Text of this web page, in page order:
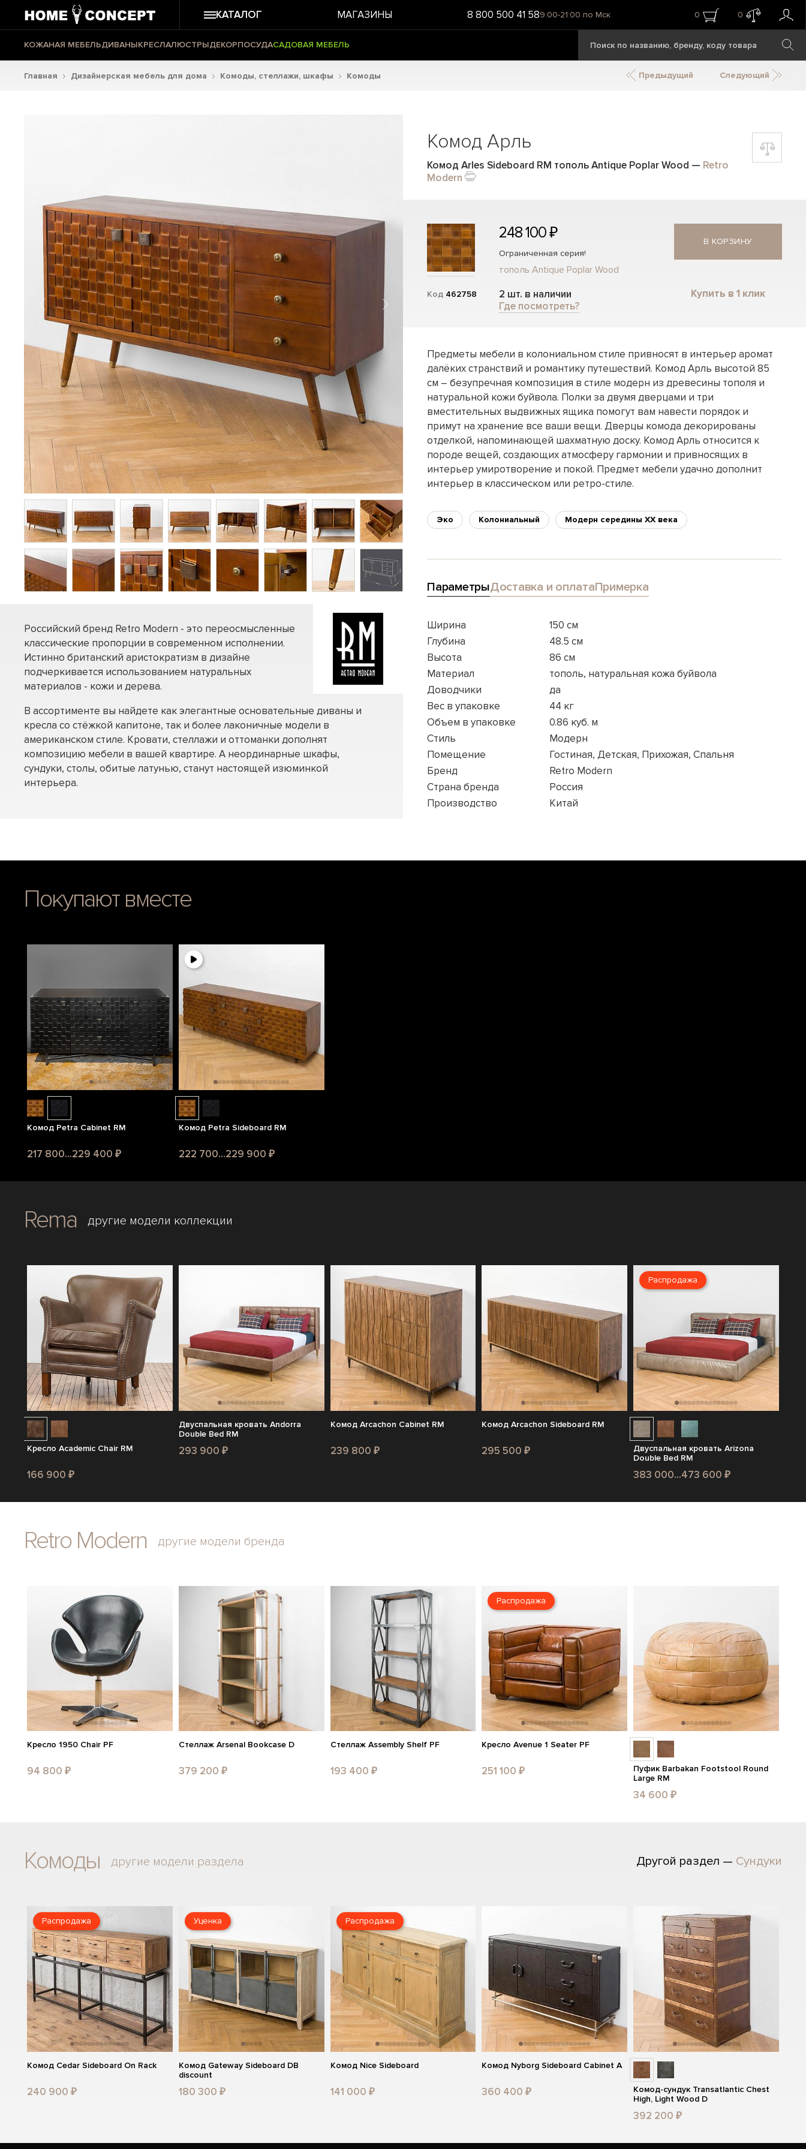
КАТАЛОГ МАГАЗИНЫ 8 800 500 41 589:00-21:00 по Мск 0 0
КОЖАНАЯ МЕБЕЛЬДИВАНЫКРЕСЛАЛЮСТРЫДЕКОРПОСУДАСАДОВАЯ МЕБЕЛЬ
Главная Дизайнерская мебель для дома Комоды, стеллажи, шкафы Комоды Предыдущий Следующий
Российский бренд Retro Modern - это переосмысленные
классические пропорции в современном исполнении.
Истинно британский аристократизм в дизайне
подчеркивается использованием натуральных
материалов - кожи и дерева.
В ассортименте вы найдете как элегантные основательные диваны и
кресла со стёжкой капитоне, так и более лаконичные модели в
американском стиле. Кровати, стеллажи и оттоманки дополнят
композицию мебели в вашей квартире. А неординарные шкафы,
сундуки, столы, обитые латунью, станут настоящей изюминкой
интерьера.
Комод Арль
Комод Arles Sideboard RM тополь Antique Poplar Wood — Retro
Modern
Код 462758
248 100 ₽
Ограниченная серия!
тополь Antique Poplar Wood
2 шт. в наличии
Где посмотреть?
В КОРЗИНУ
Купить в 1 клик
Предметы мебели в колониальном стиле привносят в интерьер аромат
далёких странствий и романтику путешествий. Комод Арль высотой 85
см – безупречная композиция в стиле модерн из древесины тополя и
натуральной кожи буйвола. Полки за двумя дверцами и три
вместительных выдвижных ящика помогут вам навести порядок и
примут на хранение все ваши вещи. Дверцы комода декорированы
отделкой, напоминающей шахматную доску. Комод Арль относится к
породе вещей, создающих атмосферу гармонии и привносящих в
интерьер умиротворение и покой. Предмет мебели удачно дополнит
интерьер в классическом или ретро-стиле.
Эко Колониальный Модерн середины XX века
ПараметрыДоставка и оплатаПримерка
Ширина
150 см
Глубина
48.5 см
Высота
86 см
Материал
тополь, натуральная кожа буйвола
Доводчики
да
Вес в упаковке
44 кг
Объем в упаковке
0.86 куб. м
Стиль
Модерн
Помещение
Гостиная, Детская, Прихожая, Спальня
Бренд
Retro Modern
Страна бренда
Россия
Производство
Китай
Покупают вместе
Комод Petra Cabinet RM
217 800...229 400 ₽
Комод Petra Sideboard RM
222 700...229 900 ₽
Rema другие модели коллекции
Кресло Academic Chair RM
166 900 ₽
Двуспальная кровать Andorra
Double Bed RM
293 900 ₽
Комод Arcachon Cabinet RM
239 800 ₽
Комод Arcachon Sideboard RM
295 500 ₽
Распродажа
Двуспальная кровать Arizona
Double Bed RM
383 000...473 600 ₽
Retro Modern другие модели бренда
Кресло 1950 Chair PF
94 800 ₽
Стеллаж Arsenal Bookcase D
379 200 ₽
Стеллаж Assembly Shelf PF
193 400 ₽
Распродажа
Кресло Avenue 1 Seater PF
251 100 ₽
Пуфик Barbakan Footstool Round
Large RM
34 600 ₽
Комоды другие модели раздела Другой раздел — Сундуки
Распродажа
Комод Cedar Sideboard On Rack
240 900 ₽
Уценка
Комод Gateway Sideboard DB
discount
180 300 ₽
Распродажа
Комод Nice Sideboard
141 000 ₽
Комод Nyborg Sideboard Cabinet A
360 400 ₽
Комод-сундук Transatlantic Chest
High, Light Wood D
392 200 ₽